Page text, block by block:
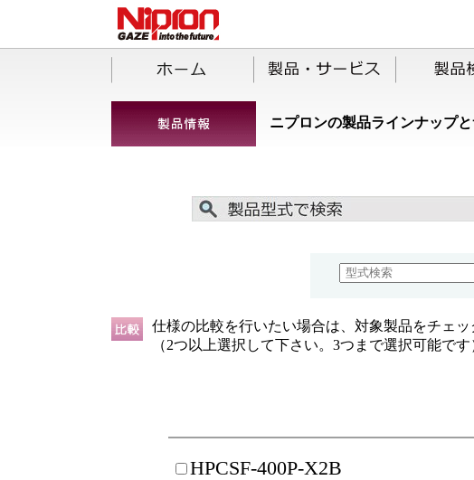
ニプロンの製品ラインナップ
仕様の比較を行いたい場合は、対象製品をチェ
（2つ以上選択して下さい。3つまで選択可能です
HPCSF-400P-X2B